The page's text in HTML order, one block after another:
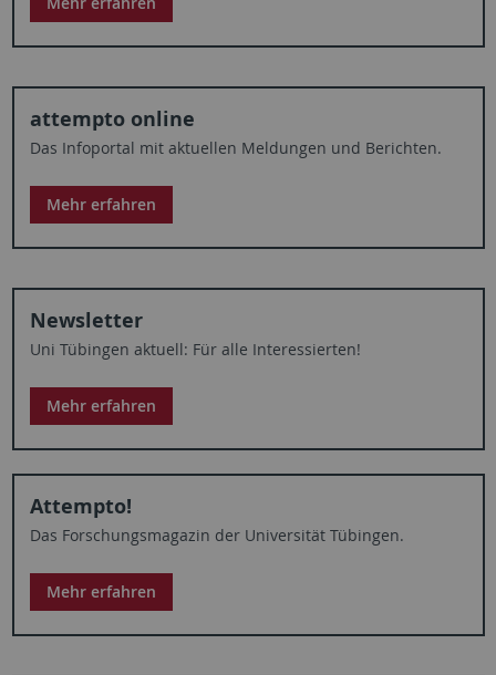
attempto online
Das Infoportal mit aktuellen Meldungen und Berichten.
Mehr erfahren
Newsletter
Uni Tübingen aktuell: Für alle Interessierten!
Mehr erfahren
Attempto!
Das Forschungsmagazin der Universität Tübingen.
Mehr erfahren